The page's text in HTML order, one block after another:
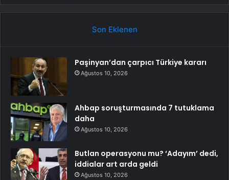
Son Eklenen
Paşinyan’dan çarpıcı Türkiye kararı
Ağustos 10, 2026
Ahbap soruşturmasında 7 tutuklama
daha
Ağustos 10, 2026
Butlan operasyonu mu? ‘Adayım’ dedi,
iddialar art arda geldi
Ağustos 10, 2026